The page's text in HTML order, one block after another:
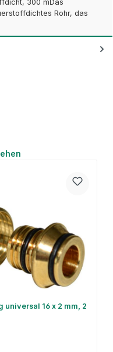
300 mDas
Rohr, das
16 x 2 mm, 2